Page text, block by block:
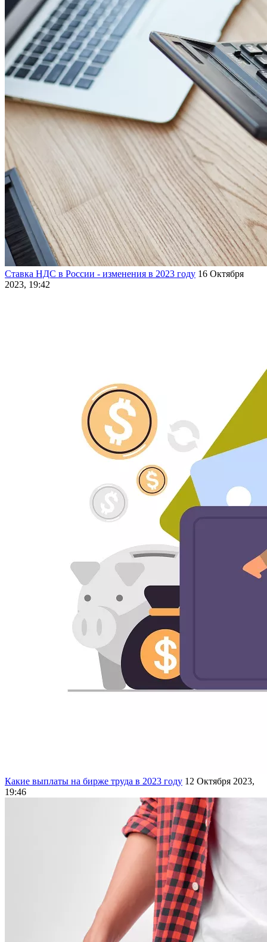
Ставка НДС в России - изменения в 2023 году 16 Октября
2023, 19:42
Какие выплаты на бирже труда в 2023 году 12 Октября 2023,
19:46